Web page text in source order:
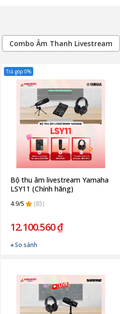
Combo Âm Thanh Livestream
Trả góp 0%
Bộ thu âm livestream Yamaha
LSY11 (Chính hãng)
4.9/5 (85)
12.100.560 ₫
So sánh